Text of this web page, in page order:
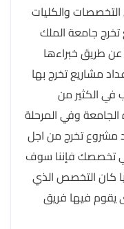
والكليات
تخرج جامعة الملك
طريق خبراءها
مشاريع تخرج بها
الكثير من
وفي المرحلة
مشروع تخرج من اجل
تخصصك فإننا سوف
كان التخصص الذي
يقوم فيها فريق